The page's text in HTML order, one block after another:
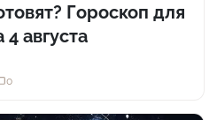
Гороскоп для
4 августа
0